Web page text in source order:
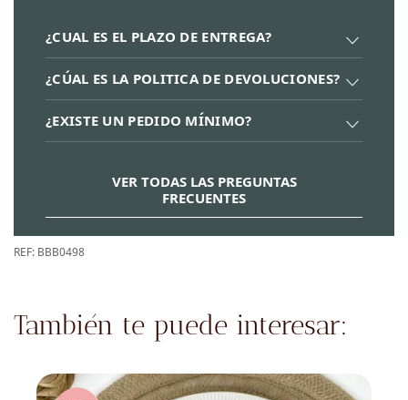
¿CUAL ES EL PLAZO DE ENTREGA?
¿CÚAL ES LA POLITICA DE DEVOLUCIONES?
¿EXISTE UN PEDIDO MÍNIMO?
VER TODAS LAS PREGUNTAS
FRECUENTES
REF: BBB0498
También te puede interesar: